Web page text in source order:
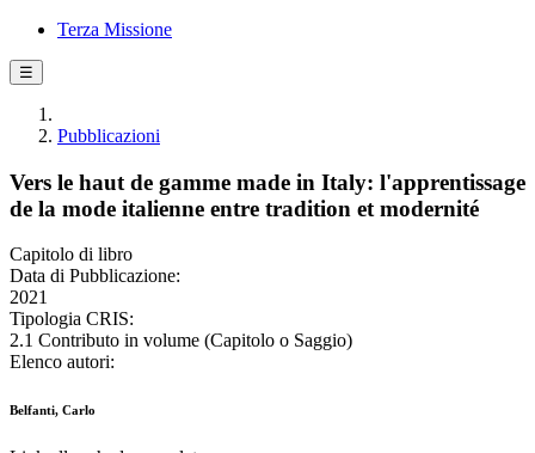
Terza Missione
☰
Pubblicazioni
Vers le haut de gamme made in Italy: l'apprentissage
de la mode italienne entre tradition et modernité
Capitolo di libro
Data di Pubblicazione:
2021
Tipologia CRIS:
2.1 Contributo in volume (Capitolo o Saggio)
Elenco autori:
Belfanti, Carlo